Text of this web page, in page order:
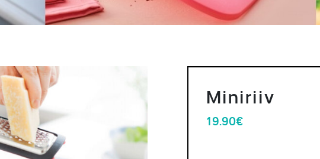
Miniriiv
19.90€